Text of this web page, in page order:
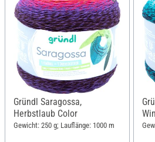
Gründl Saragossa,
Herbstlaub Color
Gewicht: 250 g; Lauflänge: 1000 m